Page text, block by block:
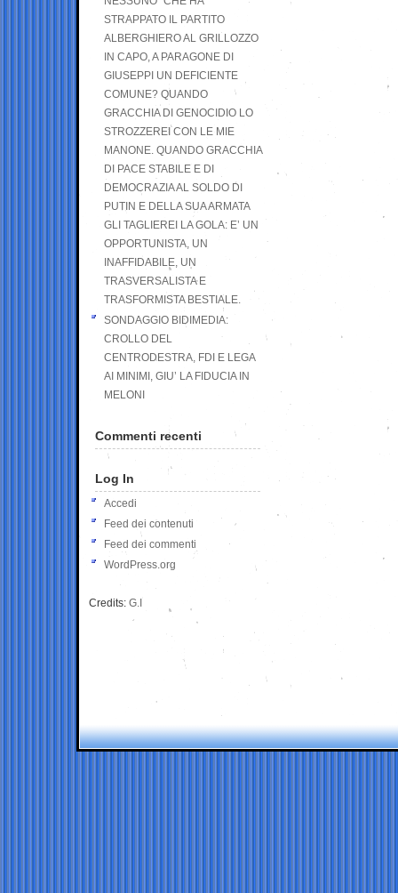
STRAPPATO IL PARTITO
ALBERGHIERO AL GRILLOZZO
IN CAPO, A PARAGONE DI
GIUSEPPI UN DEFICIENTE
COMUNE? QUANDO
GRACCHIA DI GENOCIDIO LO
STROZZEREI CON LE MIE
MANONE. QUANDO GRACCHIA
DI PACE STABILE E DI
DEMOCRAZIA AL SOLDO DI
PUTIN E DELLA SUA ARMATA
GLI TAGLIEREI LA GOLA: E’ UN
OPPORTUNISTA, UN
INAFFIDABILE, UN
TRASVERSALISTA E
TRASFORMISTA BESTIALE.
SONDAGGIO BIDIMEDIA:
CROLLO DEL
CENTRODESTRA, FDI E LEGA
AI MINIMI, GIU’ LA FIDUCIA IN
MELONI
Commenti recenti
Log In
Accedi
Feed dei contenuti
Feed dei commenti
WordPress.org
Credits: G.I